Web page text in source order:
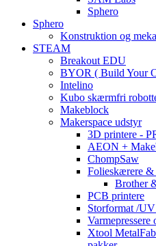
Sphero
Sphero
Konstruktion og
STEAM
Breakout EDU
BYOR ( Build Your
Intelino
Kubo skærmfri
Makeblock
Makerspace udstyr
3D printere -
AEON +
ChompSaw
Folieskærere &
Brother
PCB printere
Storformat /
Xtool